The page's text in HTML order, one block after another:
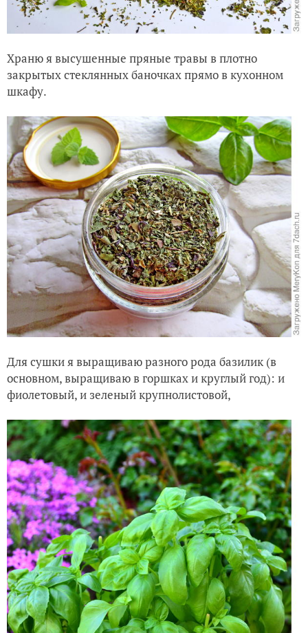
Храню я высушенные пряные травы в плотно
закрытых стеклянных баночках прямо в кухонном
шкафу.
Для сушки я выращиваю разного рода базилик (в
основном, выращиваю в горшках и круглый год): и
фиолетовый, и зеленый крупнолистовой,